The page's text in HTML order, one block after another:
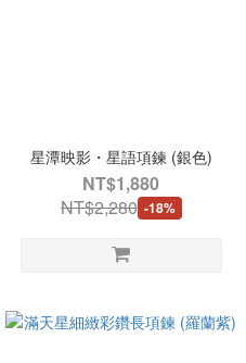
星潭映影・星語項鍊 (銀色)
NT$1,880
NT$2,280 -18%